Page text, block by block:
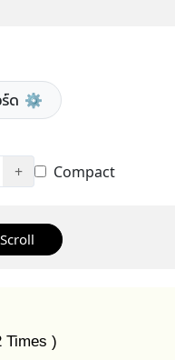
ด ⚙️
+ Compact
Scroll
Times )